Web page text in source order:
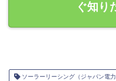
ぐ知り
ソーラーリーシング（ジャパン電